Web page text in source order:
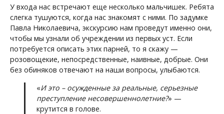
У входа нас встречают еще несколько мальчишек. Ребята
слегка тушуются, когда нас знакомят с ними. По задумке
Павла Николаевича, экскурсию нам проведут именно они,
чтобы мы узнали об учреждении из первых уст. Если
потребуется описать этих парней, то я скажу —
розовощекие, непосредственные, наивные, добрые. Они
без обиняков отвечают на наши вопросы, улыбаются.
«И это – осужденные за реальные, серьезные
преступление несовершеннолетние?» —
крутится в голове.